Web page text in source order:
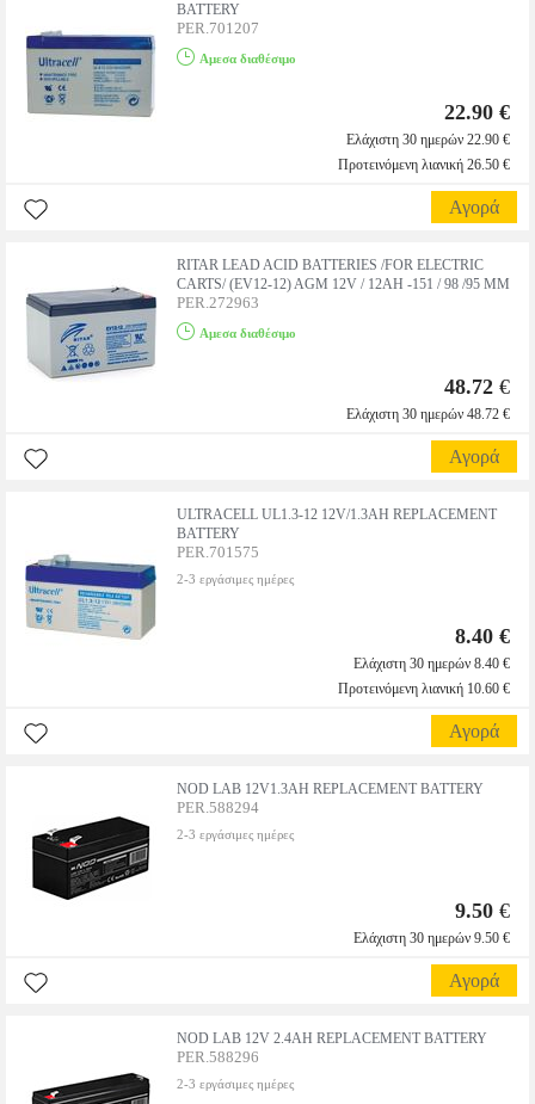
BATTERY
PER.701207
Αμεσα διαθέσιμο
22.90 €
Ελάχιστη 30 ημερών 22.90 €
Προτεινόμενη λιανική 26.50 €
Αγορά
RITAR LEAD ACID BATTERIES /FOR ELECTRIC
CARTS/ (EV12-12) AGM 12V / 12AH -151 / 98 /95 MM
PER.272963
Αμεσα διαθέσιμο
48.72 €
Ελάχιστη 30 ημερών 48.72 €
Αγορά
ULTRACELL UL1.3-12 12V/1.3AH REPLACEMENT
BATTERY
PER.701575
2-3 εργάσιμες ημέρες
8.40 €
Ελάχιστη 30 ημερών 8.40 €
Προτεινόμενη λιανική 10.60 €
Αγορά
NOD LAB 12V1.3AH REPLACEMENT BATTERY
PER.588294
2-3 εργάσιμες ημέρες
9.50 €
Ελάχιστη 30 ημερών 9.50 €
Αγορά
NOD LAB 12V 2.4AH REPLACEMENT BATTERY
PER.588296
2-3 εργάσιμες ημέρες